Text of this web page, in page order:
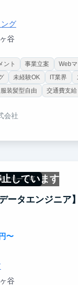
グ
谷
ント 事業立案
Web
未経験OK IT業界
服装髪型自由 交通費支給
会社
しています
リモート可
ータエンジニア
〜
谷